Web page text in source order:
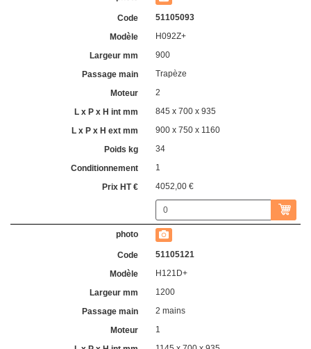
51105093
H092Z+
900
Trapèze
2
845 x 700 x 935
900 x 750 x 1160
34
1
4052,00 €
51105121
H121D+
1200
2 mains
1